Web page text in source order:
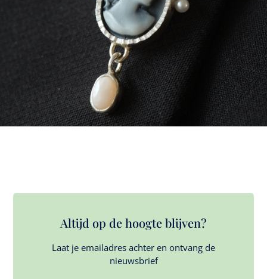
Altijd op de hoogte blijven?
Laat je emailadres achter en ontvang de
nieuwsbrief